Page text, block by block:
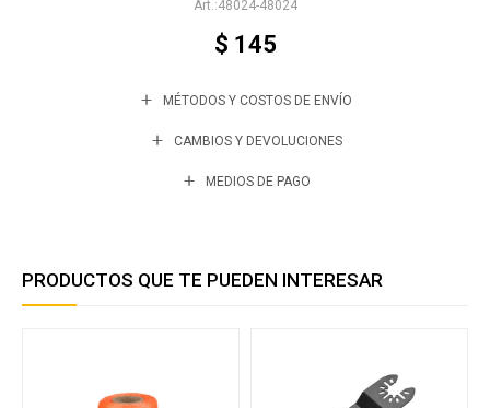
48024-48024
$ 145
MÉTODOS Y COSTOS DE ENVÍO
CAMBIOS Y DEVOLUCIONES
MEDIOS DE PAGO
PRODUCTOS QUE TE PUEDEN INTERESAR